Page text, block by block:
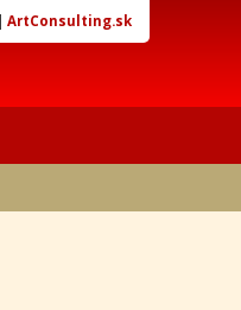
ArtConsulting.sk